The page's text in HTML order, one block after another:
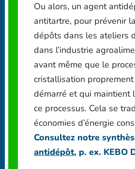
Ou alors, un agent
antitartre, pour prévenir
dépôts dans les ateliers
dans l’industrie
avant même que le
cristallisation proprement
démarré et qui maintient
ce processus. Cela se
économies d’énergie
Consultez notre
antidépôt, p. ex. KEBO